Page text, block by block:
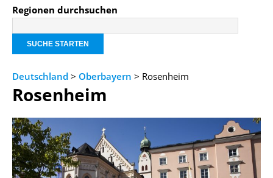
Regionen durchsuchen
Deutschland > Oberbayern > Rosenheim
Rosenheim